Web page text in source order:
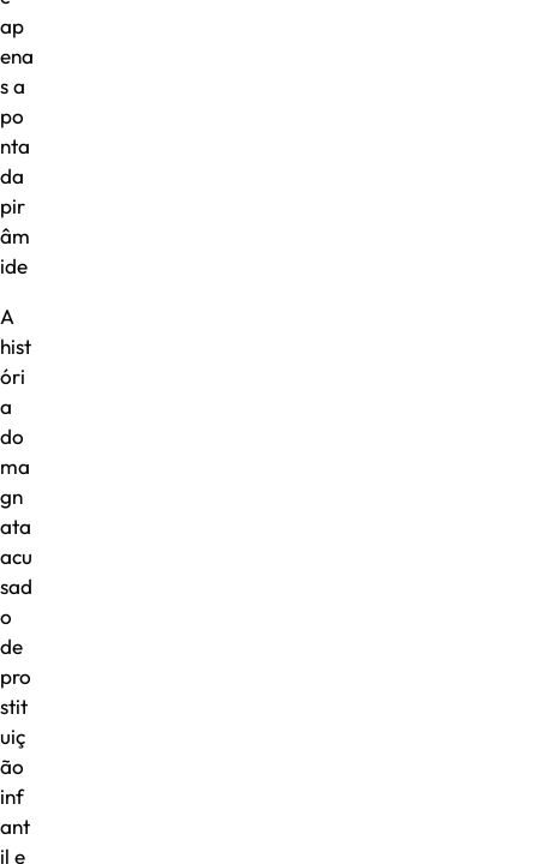
ap
ena
s a
po
nta
da
pir
âm
ide
A
hist
óri
a
do
ma
gn
ata
acu
sad
o
de
pro
stit
uiç
ão
inf
ant
il e